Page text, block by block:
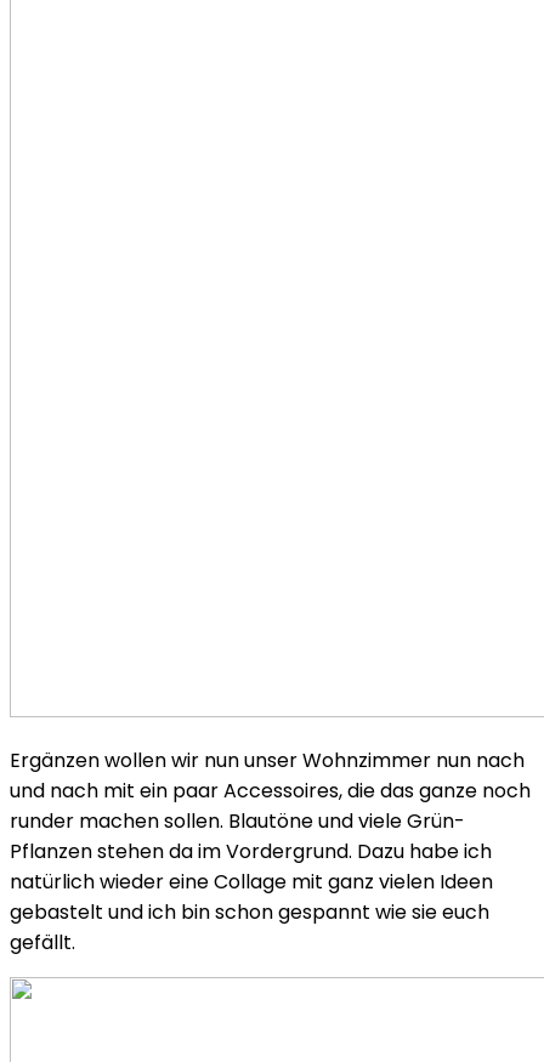
Ergänzen wollen wir nun unser Wohnzimmer nun nach
und nach mit ein paar Accessoires, die das ganze noch
runder machen sollen. Blautöne und viele Grün-
Pflanzen stehen da im Vordergrund. Dazu habe ich
natürlich wieder eine Collage mit ganz vielen Ideen
gebastelt und ich bin schon gespannt wie sie euch
gefällt.